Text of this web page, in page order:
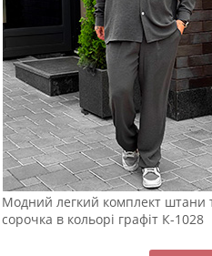
Модний легкий комплект штани
сорочка в кольорі графіт К-1028